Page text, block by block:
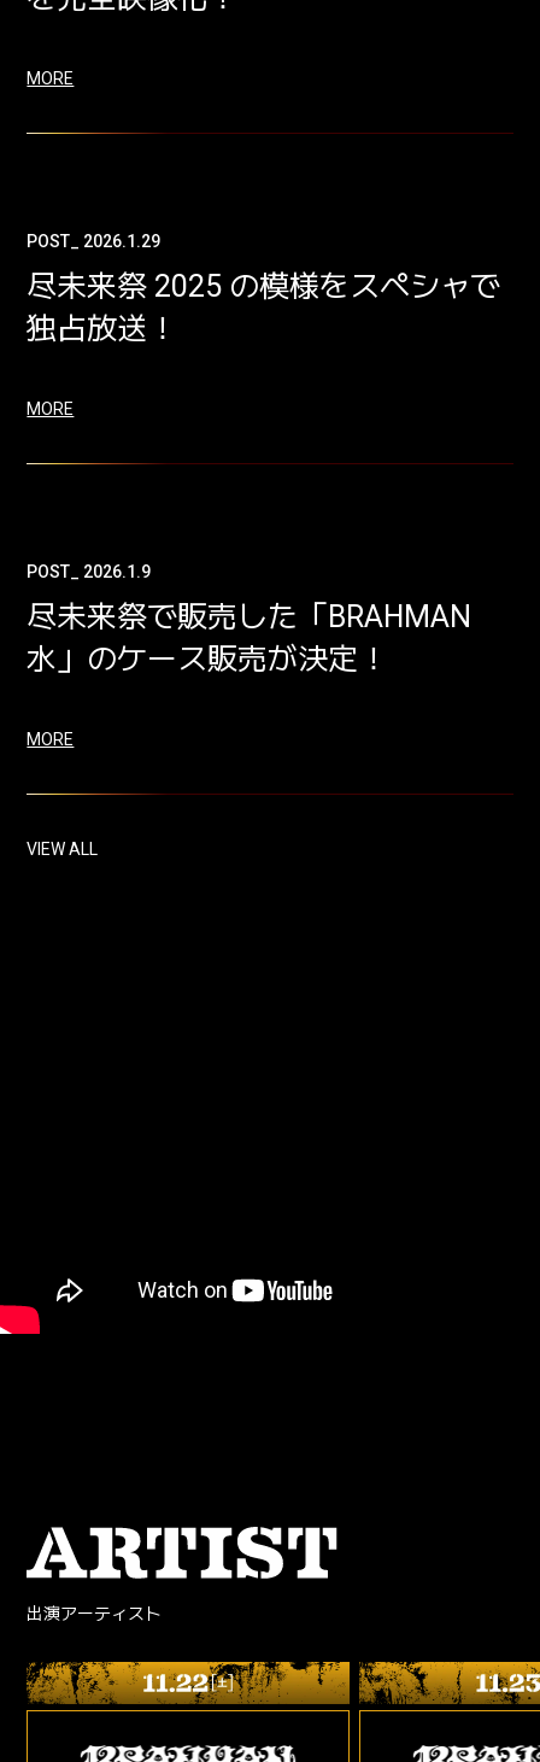
MORE
POST_ 2026.1.29
尽未来祭 2025 の模様をスペシャで
独占放送！
MORE
POST_ 2026.1.9
尽未来祭で販売した「BRAHMAN
水」のケース販売が決定！
MORE
VIEW ALL
出演アーティスト